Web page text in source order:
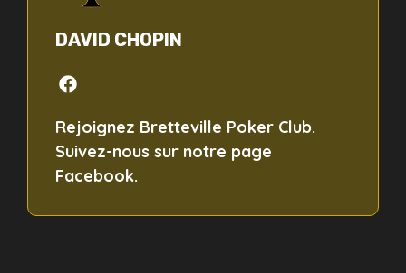
DAVID CHOPIN
Rejoignez Bretteville Poker Club.
Suivez-nous sur notre page
Facebook.